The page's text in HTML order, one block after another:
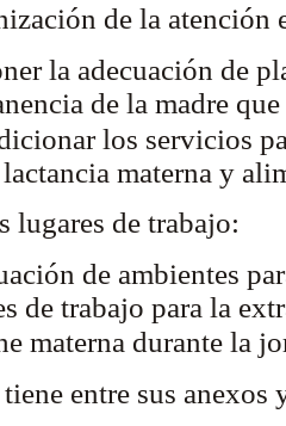
de la atención
la adecuación de
de la madre
los servicios
materna y
de trabajo:
de ambientes
de trabajo para la
materna durante la
entre sus